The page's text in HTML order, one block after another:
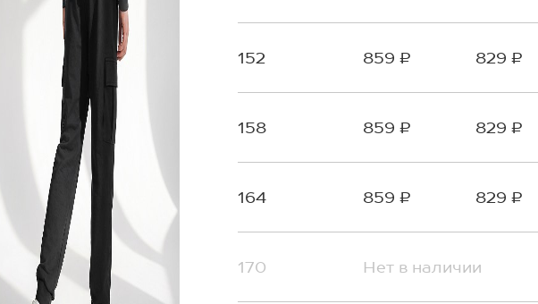
152 859 ₽ 829 ₽
158 859 ₽ 829 ₽
164 859 ₽ 829 ₽
170 Нет в наличии